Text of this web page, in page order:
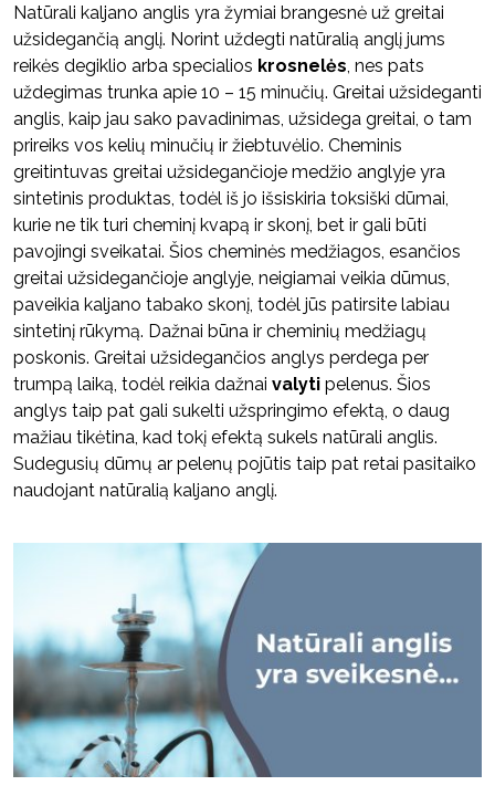
Natūrali kaljano anglis yra žymiai brangesnė už greitai
užsidegančią anglį. Norint uždegti natūralią anglį jums
reikės degiklio arba specialios krosnelės, nes pats
uždegimas trunka apie 10 – 15 minučių. Greitai užsideganti
anglis, kaip jau sako pavadinimas, užsidega greitai, o tam
prireiks vos kelių minučių ir žiebtuvėlio. Cheminis
greitintuvas greitai užsidegančioje medžio anglyje yra
sintetinis produktas, todėl iš jo išsiskiria toksiški dūmai,
kurie ne tik turi cheminį kvapą ir skonį, bet ir gali būti
pavojingi sveikatai. Šios cheminės medžiagos, esančios
greitai užsidegančioje anglyje, neigiamai veikia dūmus,
paveikia kaljano tabako skonį, todėl jūs patirsite labiau
sintetinį rūkymą. Dažnai būna ir cheminių medžiagų
poskonis. Greitai užsidegančios anglys perdega per
trumpą laiką, todėl reikia dažnai valyti pelenus. Šios
anglys taip pat gali sukelti užspringimo efektą, o daug
mažiau tikėtina, kad tokį efektą sukels natūrali anglis.
Sudegusių dūmų ar pelenų pojūtis taip pat retai pasitaiko
naudojant natūralią kaljano anglį.